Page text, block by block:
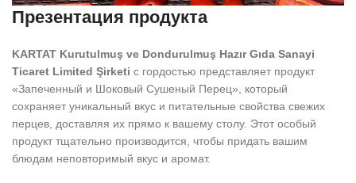
Презентация продукта
KARTAT Kurutulmuş ve Dondurulmuş Hazır Gıda Sanayi
Ticaret Limited Şirketi с гордостью представляет продукт
«Запеченный и Шоковый Сушеный Перец», который
сохраняет уникальный вкус и питательные свойства свежих
перцев, доставляя их прямо к вашему столу. Этот особый
продукт тщательно производится, чтобы придать вашим
блюдам неповторимый вкус и аромат.